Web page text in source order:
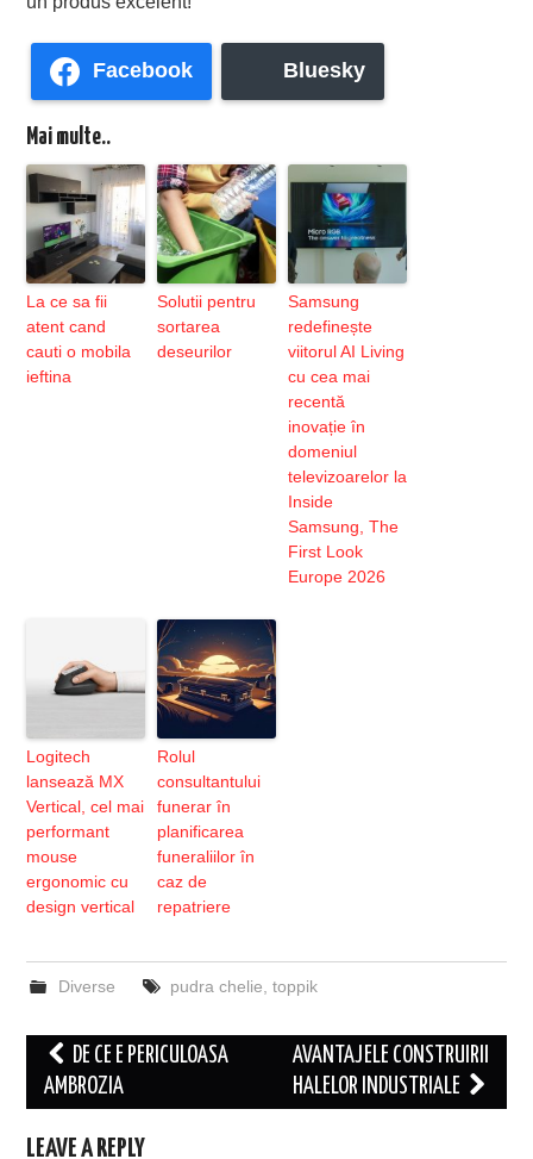
Facebook Bluesky
Mai multe..
La ce sa fii
atent cand
cauti o mobila
ieftina
Solutii pentru
sortarea
deseurilor
Samsung
redefinește
viitorul AI Living
cu cea mai
recentă
inovație în
domeniul
televizoarelor la
Inside
Samsung, The
First Look
Europe 2026
Logitech
lansează MX
Vertical, cel mai
performant
mouse
ergonomic cu
design vertical
Rolul
consultantului
funerar în
planificarea
funeraliilor în
caz de
repatriere
Diverse pudra chelie toppik
Post
navigation
DE CE E PERICULOASA
AMBROZIA
AVANTAJELE CONSTRUIRII
HALELOR INDUSTRIALE
LEAVE A REPLY